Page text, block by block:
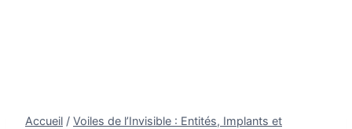
Accueil / Voiles de l’Invisible : Entités, Implants et